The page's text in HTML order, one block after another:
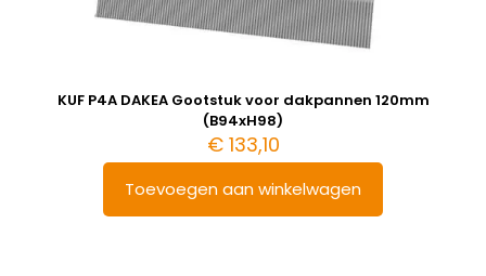
KUF P4A DAKEA Gootstuk voor dakpannen 120mm
(B94xH98)
€133,10
Toevoegen aan winkelwagen